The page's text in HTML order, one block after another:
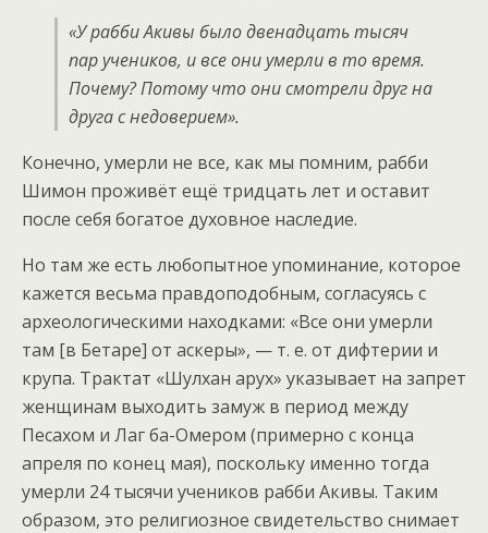
«У рабби Акивы было двенадцать тысяч
пар учеников, и все они умерли в то время.
Почему? Потому что они смотрели друг на
друга с недоверием».
Конечно, умерли не все, как мы помним, рабби
Шимон проживёт ещё тридцать лет и оставит
после себя богатое духовное наследие.
Но там же есть любопытное упоминание, которое
кажется весьма правдоподобным, согласуясь с
археологическими находками: «Все они умерли
там [в Бетаре] от аскеры», — т. е. от дифтерии и
крупа. Трактат «Шулхан арух» указывает на запрет
женщинам выходить замуж в период между
Песахом и Лаг ба-Омером (примерно с конца
апреля по конец мая), поскольку именно тогда
умерли 24 тысячи учеников рабби Акивы. Таким
образом, это религиозное свидетельство снимает